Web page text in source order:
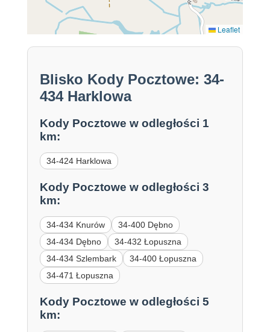
Leaflet
Blisko Kody Pocztowe: 34-
434 Harklowa
Kody Pocztowe w odległości 1
km:
34-424 Harklowa
Kody Pocztowe w odległości 3
km:
34-434 Knurów
34-400 Dębno
34-434 Dębno
34-432 Łopuszna
34-434 Szlembark
34-400 Łopuszna
34-471 Łopuszna
Kody Pocztowe w odległości 5
km: